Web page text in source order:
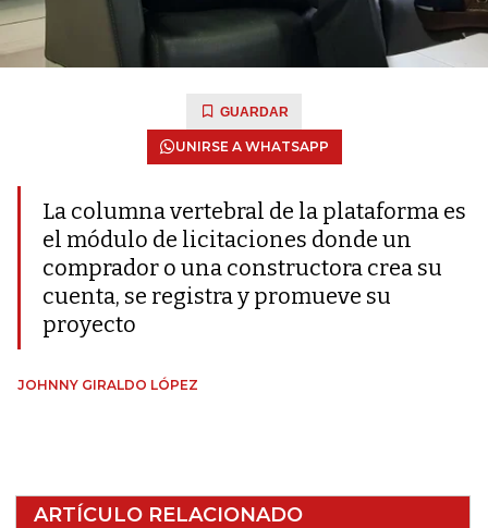
GUARDAR
UNIRSE A WHATSAPP
La columna vertebral de la plataforma es
el módulo de licitaciones donde un
comprador o una constructora crea su
cuenta, se registra y promueve su
proyecto
JOHNNY GIRALDO LÓPEZ
ARTÍCULO RELACIONADO